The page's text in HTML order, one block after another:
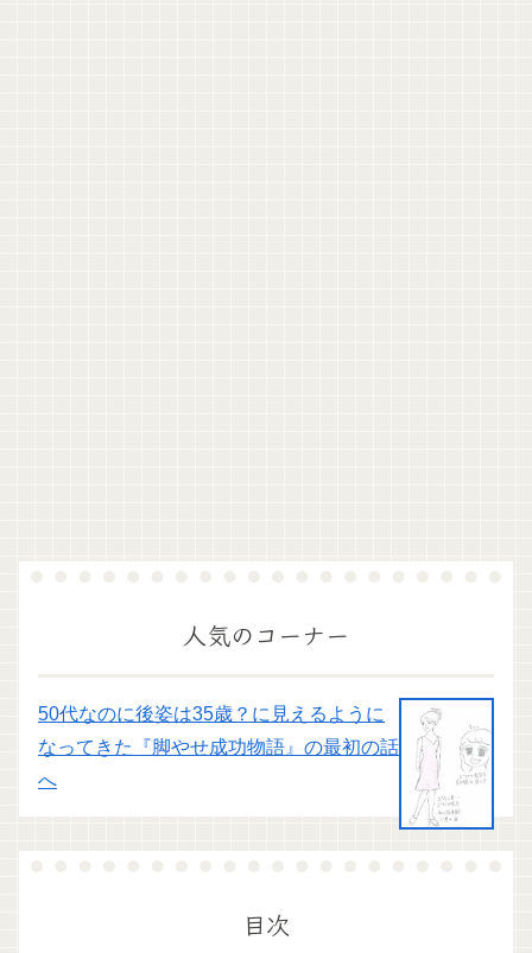
人気のコーナー
50代なのに後姿は35歳？に見えるように
なってきた『脚やせ成功物語』の最初の話
へ
目次